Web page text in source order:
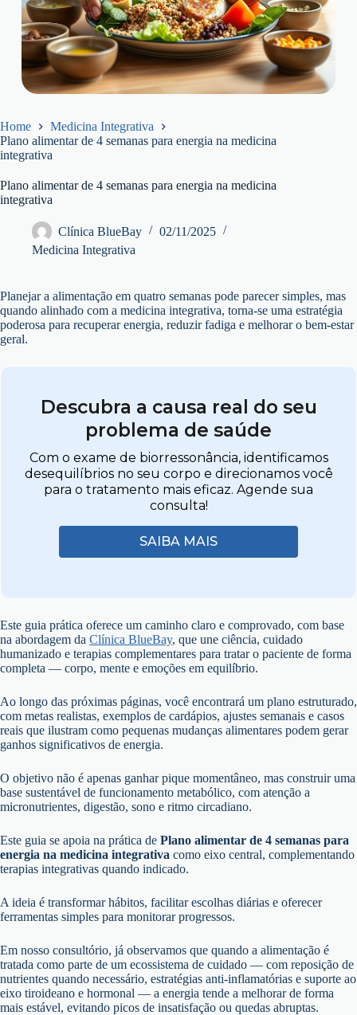
Home
Medicina Integrativa
Plano alimentar de 4 semanas para energia na medicina
integrativa
Plano alimentar de 4 semanas para energia na medicina
integrativa
Clínica BlueBay
02/11/2025
Medicina Integrativa
Planejar a alimentação em quatro semanas pode parecer simples, mas
quando alinhado com a medicina integrativa, torna-se uma estratégia
poderosa para recuperar energia, reduzir fadiga e melhorar o bem-estar
geral.
Descubra a causa real do seu
problema de saúde
Com o exame de biorressonância, identificamos
desequilíbrios no seu corpo e direcionamos você
para o tratamento mais eficaz. Agende sua
consulta!
SAIBA MAIS
Este guia prática oferece um caminho claro e comprovado, com base
na abordagem da Clínica BlueBay, que une ciência, cuidado
humanizado e terapias complementares para tratar o paciente de forma
completa — corpo, mente e emoções em equilíbrio.
Ao longo das próximas páginas, você encontrará um plano estruturado,
com metas realistas, exemplos de cardápios, ajustes semanais e casos
reais que ilustram como pequenas mudanças alimentares podem gerar
ganhos significativos de energia.
O objetivo não é apenas ganhar pique momentâneo, mas construir uma
base sustentável de funcionamento metabólico, com atenção a
micronutrientes, digestão, sono e ritmo circadiano.
Este guia se apoia na prática de Plano alimentar de 4 semanas para
energia na medicina integrativa como eixo central, complementando
terapias integrativas quando indicado.
A ideia é transformar hábitos, facilitar escolhas diárias e oferecer
ferramentas simples para monitorar progressos.
Em nosso consultório, já observamos que quando a alimentação é
tratada como parte de um ecossistema de cuidado — com reposição de
nutrientes quando necessário, estratégias anti-inflamatórias e suporte ao
eixo tiroideano e hormonal — a energia tende a melhorar de forma
mais estável, evitando picos de insatisfação ou quedas abruptas.